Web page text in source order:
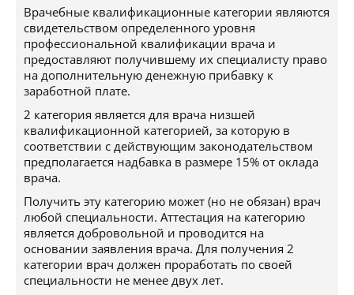
Врачебные квалификационные категории являются
свидетельством определенного уровня
профессиональной квалификации врача и
предоставляют получившему их специалисту право
на дополнительную денежную прибавку к
заработной плате.
2 категория является для врача низшей
квалификационной категорией, за которую в
соответствии с действующим законодательством
предполагается надбавка в размере 15% от оклада
врача.
Получить эту категорию может (но не обязан) врач
любой специальности. Аттестация на категорию
является добровольной и проводится на
основании заявления врача. Для получения 2
категории врач должен проработать по своей
специальности не менее двух лет.